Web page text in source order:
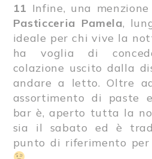
11 Infine, una
Pasticceria Pamela,
ideale per chi vive la
ha voglia di
colazione uscito dalla
andare a letto. Oltre
assortimento di paste
bar è, aperto tutta la
sia il sabato ed è
punto di riferimento